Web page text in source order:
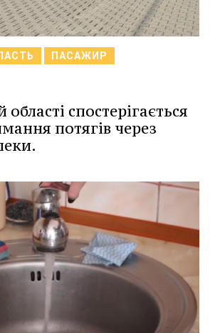
ПАСАЖИР
області спостерігається
потягів через